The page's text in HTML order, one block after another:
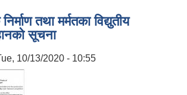
तथा मर्मतका विद्युतीय
सूचना
10/13/2020 - 10:55